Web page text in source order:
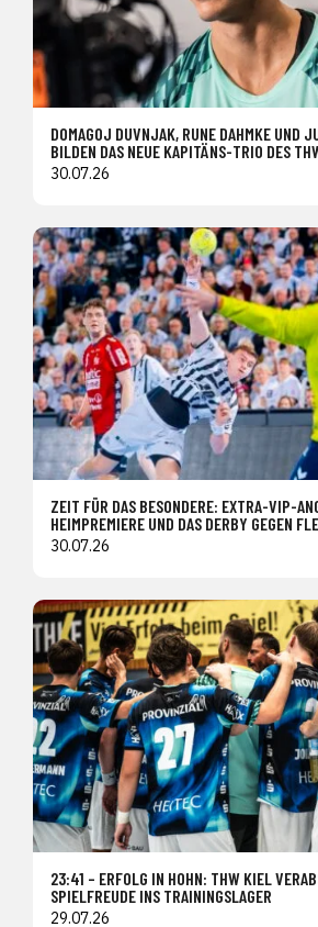
DOMAGOJ DUVNJAK, RUNE DAHMKE UND
BILDEN DAS NEUE KAPITÄNS-TRIO DES
30.07.26
ZEIT FÜR DAS BESONDERE: EXTRA-VIP-
HEIMPREMIERE UND DAS DERBY GEGEN
30.07.26
23:41 – ERFOLG IN HOHN: THW KIEL
SPIELFREUDE INS TRAININGSLAGER
29.07.26